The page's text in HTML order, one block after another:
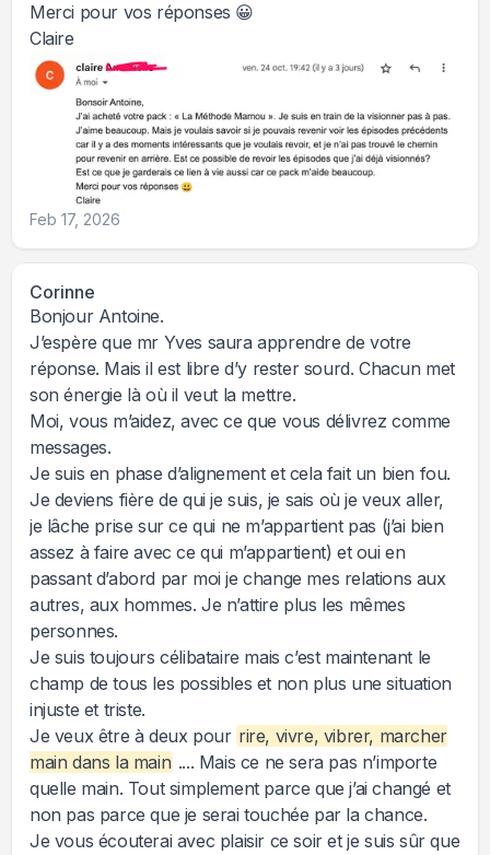
Merci pour vos réponses 😀
Claire
Feb 17, 2026
Corinne
Bonjour Antoine.
J’espère que mr Yves saura apprendre de votre
réponse. Mais il est libre d’y rester sourd. Chacun met
son énergie là où il veut la mettre.
Moi, vous m’aidez, avec ce que vous délivrez comme
messages.
Je suis en phase d’alignement et cela fait un bien fou.
Je deviens fière de qui je suis, je sais où je veux aller,
je lâche prise sur ce qui ne m’appartient pas (j’ai bien
assez à faire avec ce qui m’appartient) et oui en
passant d’abord par moi je change mes relations aux
autres, aux hommes. Je n’attire plus les mêmes
personnes.
Je suis toujours célibataire mais c’est maintenant le
champ de tous les possibles et non plus une situation
injuste et triste.
Je veux être à deux pour rire, vivre, vibrer, marcher
main dans la main .... Mais ce ne sera pas n’importe
quelle main. Tout simplement parce que j’ai changé et
non pas parce que je serai touchée par la chance.
Je vous écouterai avec plaisir ce soir et je suis sûr que